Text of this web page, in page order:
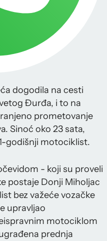
dogodila na cesti
Đurđa, i to na
prometovanje
Sinoć oko 23 sata,
godišnji motociklist.
- koji su proveli
postaje Donji Miholjac
bez važeće vozačke
upravljao
motociklom
prednja